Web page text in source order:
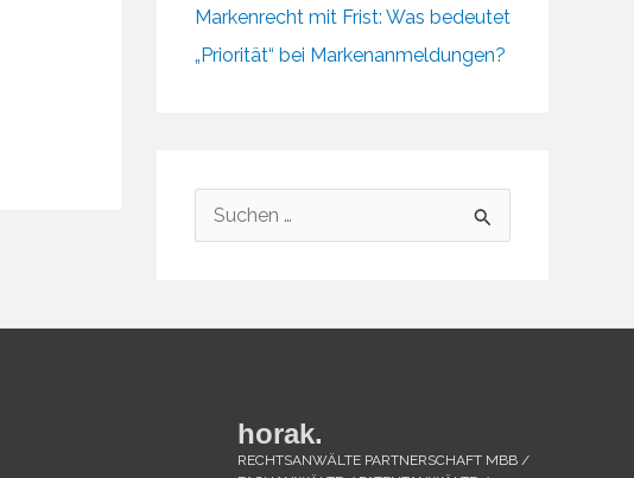
Markenrecht mit Frist: Was bedeutet
„Priorität“ bei Markenanmeldungen?
u
horak.
RECHTSANWÄLTE PARTNERSCHAFT MBB /